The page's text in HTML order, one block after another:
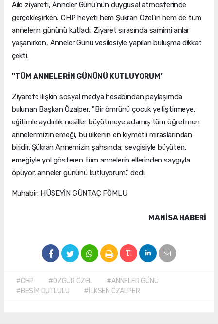
Aile ziyareti, Anneler Günü’nün duygusal atmosferinde
gerçekleşirken, CHP heyeti hem Şükran Özel’in hem de tüm
annelerin gününü kutladı. Ziyaret sırasında samimi anlar
yaşanırken, Anneler Günü vesilesiyle yapılan buluşma dikkat
çekti.
"TÜM ANNELERİN GÜNÜNÜ KUTLUYORUM"
Ziyarete ilişkin sosyal medya hesabından paylaşımda
bulunan Başkan Özalper, "Bir ömrünü çocuk yetiştirmeye,
eğitimle aydınlık nesiller büyütmeye adamış tüm öğretmen
annelerimizin emeği, bu ülkenin en kıymetli miraslarından
biridir. Şükran Annemizin şahsında; sevgisiyle büyüten,
emeğiyle yol gösteren tüm annelerin ellerinden saygıyla
öpüyor, anneler gününü kutluyorum." dedi.
Muhabir: HÜSEYİN GÜNTAÇ FÖMLU
MANISA HABERİ
#CHP #ÖZGÜR ÖZEL
#ANNELER GÜNÜ
#BESİM DUTLULU
#İLKSEN ÖZALPER